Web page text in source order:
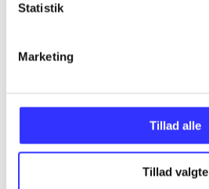
Statistik
Marketing
Tillad alle
Tillad valgte